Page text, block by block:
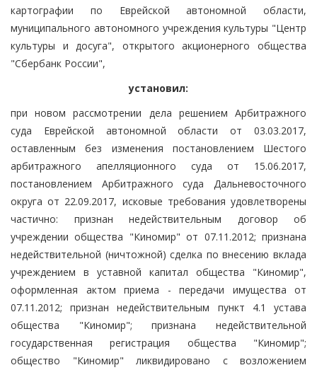
картографии по Еврейской автономной области,
муниципального автономного учреждения культуры "Центр
культуры и досуга", открытого акционерного общества
"Сбербанк России",
установил:
при новом рассмотрении дела решением Арбитражного
суда Еврейской автономной области от 03.03.2017,
оставленным без изменения постановлением Шестого
арбитражного апелляционного суда от 15.06.2017,
постановлением Арбитражного суда Дальневосточного
округа от 22.09.2017, исковые требования удовлетворены
частично: признан недействительным договор об
учреждении общества "Киномир" от 07.11.2012; признана
недействительной (ничтожной) сделка по внесению вклада
учреждением в уставной капитал общества "Киномир",
оформленная актом приема - передачи имущества от
07.11.2012; признан недействительным пункт 4.1 устава
общества "Киномир"; признана недействительной
государственная регистрация общества "Киномир";
общество "Киномир" ликвидировано с возложением